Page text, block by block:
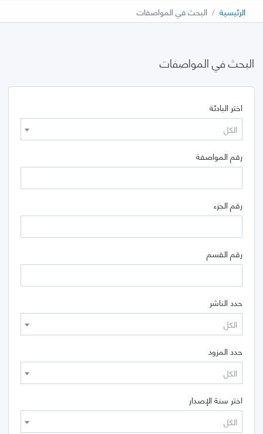
الرئيسية البحث في المواصفات
البحث في المواصفات
اختر البادئة
الكل
رقم المواصفة
رقم الجزء
رقم القسم
حدد الناشر
الكل
حدد المزود
الكل
اختر سنة الإصدار
الكل